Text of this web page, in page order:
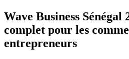
Wave Business Sénégal
complet pour les
entrepreneurs